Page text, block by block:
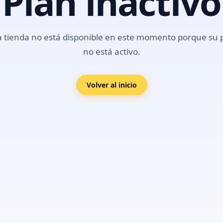
tienda no está disponible en este momento porque su
no está activo.
Volver al inicio